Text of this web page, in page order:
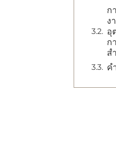
ก
ง
อุ
ก
สํ
ค